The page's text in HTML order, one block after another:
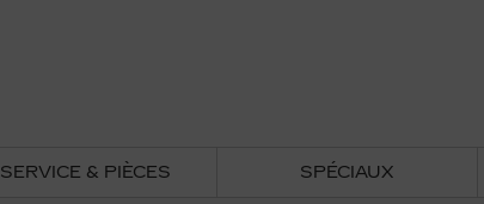
SERVICE & PIÈCES SPÉCIAUX